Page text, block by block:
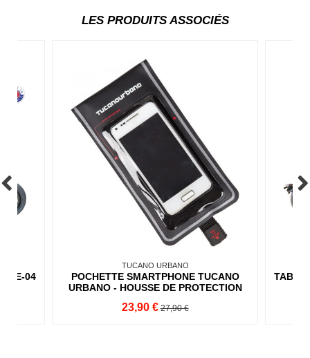
LES PRODUITS ASSOCIÉS
CE-04
TUCANO URBANO
POCHETTE SMARTPHONE TUCANO
URBANO - HOUSSE DE PROTECTION
23,90 € 27,90 €